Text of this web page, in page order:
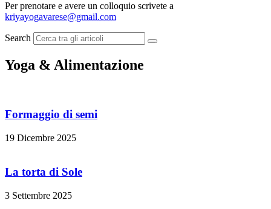
Per prenotare e avere un colloquio scrivete a
kriyayogavarese@gmail.com
Search
Yoga & Alimentazione
Formaggio di semi
19 Dicembre 2025
La torta di Sole
3 Settembre 2025